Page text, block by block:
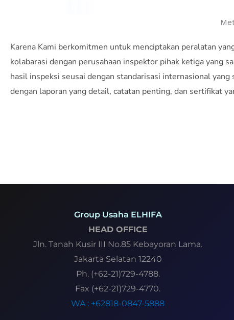
Karena Kami berkomitmen untuk menciptakan peralatan
kolabarasi dengan perusahaan inspektor pihak ketiga yang
hasil inspeksi seusai dengan standarisasi internasional
dengan laporan yang detail, catatan penting, dan sertifikat
Group Usaha ELHIFA
HEAD OFFICE
Jln. Tanah Kusir III No.85 Kebayoran Lama.
Jakarta Selatan 12240
Ph. (+62-21)729-4788.
Fax (+62-21)729-4770.
WA : +62818-0847-5888